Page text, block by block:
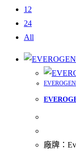
12
24
All
廠牌：